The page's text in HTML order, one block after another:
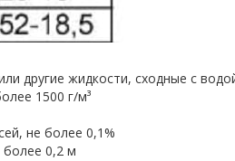
другие жидкости, сходные с
1500 г/м³
не более 0,1%
0,2 м